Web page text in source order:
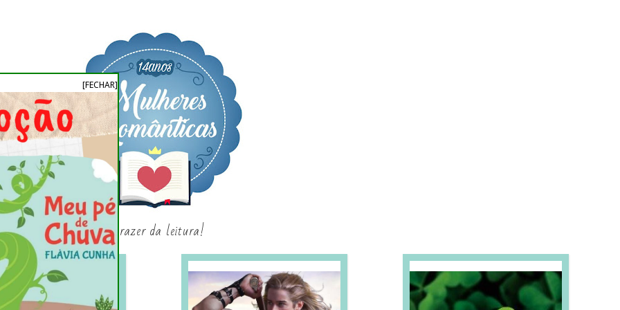
[FECHAR]
o prazer da leitura!
SORTEIOS E PROMOÇÕES